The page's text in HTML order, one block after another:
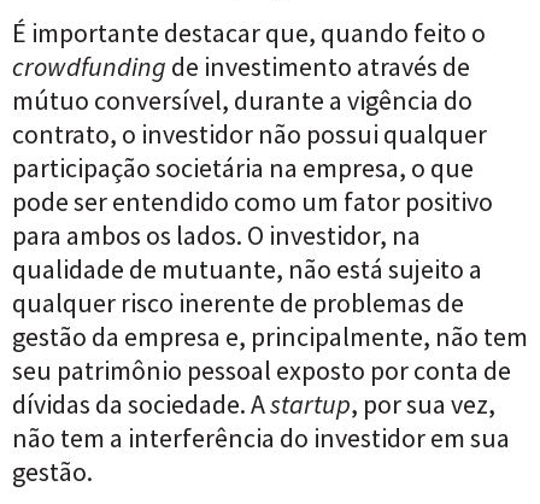
É importante destacar que, quando feito o
crowdfunding de investimento através de
mútuo conversível, durante a vigência do
contrato, o investidor não possui qualquer
participação societária na empresa, o que
pode ser entendido como um fator positivo
para ambos os lados. O investidor, na
qualidade de mutuante, não está sujeito a
qualquer risco inerente de problemas de
gestão da empresa e, principalmente, não tem
seu patrimônio pessoal exposto por conta de
dívidas da sociedade. Astartup, por sua vez,
não tem a interferência do investidor em sua
gestão.